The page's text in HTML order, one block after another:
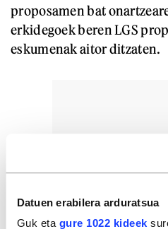
Datuen erabilera arduratsua
Guk eta gure 1022 kideek
proposamen bat
erkidegoek beren LGS
eskumenak aitor ditzaten.